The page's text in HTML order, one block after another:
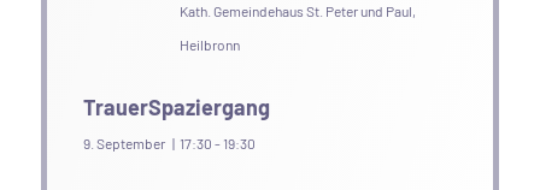
Kath. Gemeindehaus St. Peter und Paul,
Heilbronn
TrauerSpaziergang
9. September | 17:30 - 19:30